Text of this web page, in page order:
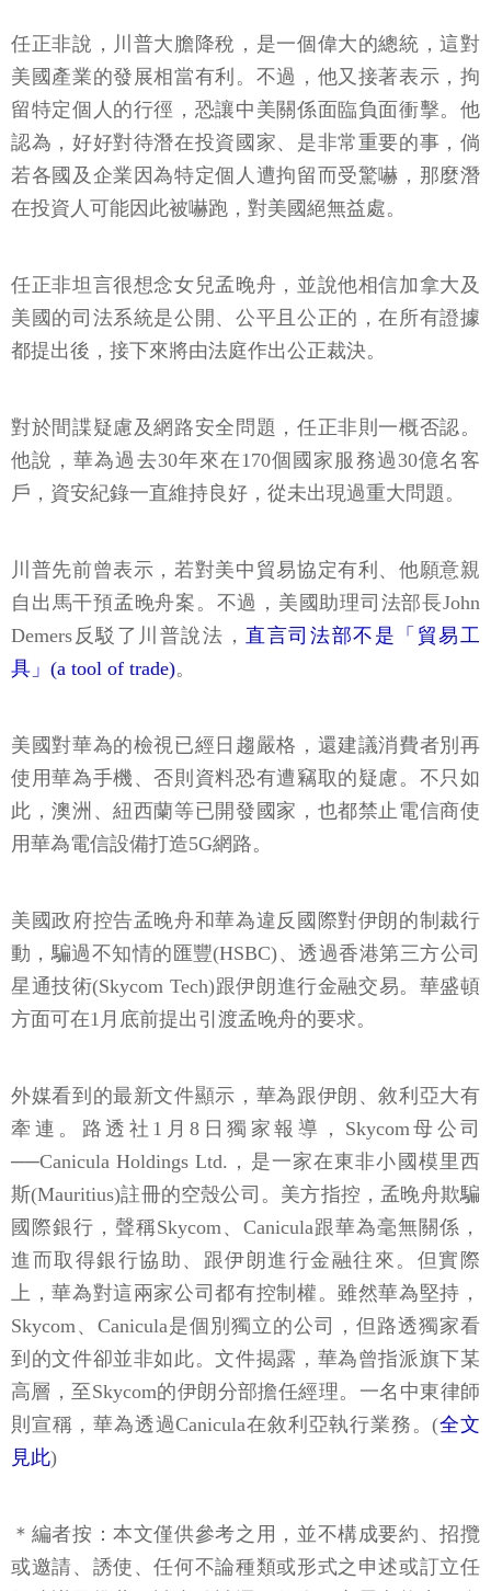
任正非說，川普大膽降稅，是一個偉大的總統，這對
美國產業的發展相當有利。不過，他又接著表示，拘
留特定個人的行徑，恐讓中美關係面臨負面衝擊。他
認為，好好對待潛在投資國家、是非常重要的事，倘
若各國及企業因為特定個人遭拘留而受驚嚇，那麼潛
在投資人可能因此被嚇跑，對美國絕無益處。
任正非坦言很想念女兒孟晚舟，並說他相信加拿大及
美國的司法系統是公開、公平且公正的，在所有證據
都提出後，接下來將由法庭作出公正裁決。
對於間諜疑慮及網路安全問題，任正非則一概否認。
他說，華為過去30年來在170個國家服務過30億名客
戶，資安紀錄一直維持良好，從未出現過重大問題。
川普先前曾表示，若對美中貿易協定有利、他願意親
自出馬干預孟晚舟案。不過，美國助理司法部長John
Demers反駁了川普說法， 直言司法部不是「貿易工
具」(a tool of trade)。
美國對華為的檢視已經日趨嚴格，還建議消費者別再
使用華為手機、否則資料恐有遭竊取的疑慮。不只如
此，澳洲、紐西蘭等已開發國家，也都禁止電信商使
用華為電信設備打造5G網路。
美國政府控告孟晚舟和華為違反國際對伊朗的制裁行
動，騙過不知情的匯豐(HSBC)、透過香港第三方公司
星通技術(Skycom Tech)跟伊朗進行金融交易。華盛頓
方面可在1月底前提出引渡孟晚舟的要求。
外媒看到的最新文件顯示，華為跟伊朗、敘利亞大有
牽連。路透社1月8日獨家報導，Skycom母公司
──Canicula Holdings Ltd.，是一家在東非小國模里西
斯(Mauritius)註冊的空殼公司。美方指控，孟晚舟欺騙
國際銀行，聲稱Skycom、Canicula跟華為毫無關係，
進而取得銀行協助、跟伊朗進行金融往來。但實際
上，華為對這兩家公司都有控制權。雖然華為堅持，
Skycom、Canicula是個別獨立的公司，但路透獨家看
到的文件卻並非如此。文件揭露，華為曾指派旗下某
高層，至Skycom的伊朗分部擔任經理。一名中東律師
則宣稱，華為透過Canicula在敘利亞執行業務。(全文
見此)
＊編者按：本文僅供參考之用，並不構成要約、招攬
或邀請、誘使、任何不論種類或形式之申述或訂立任